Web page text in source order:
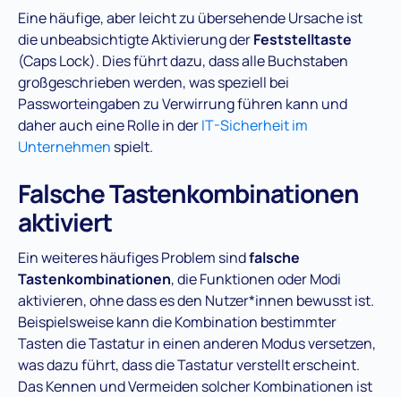
Eine häufige, aber leicht zu übersehende Ursache ist
die unbeabsichtigte Aktivierung derFeststelltaste
(Caps Lock). Dies führt dazu, dass alle Buchstaben
großgeschrieben werden, was speziell bei
Passworteingaben zu Verwirrung führen kann und
daher auch eine Rolle in derIT-Sicherheit im
Unternehmen spielt.
Falsche Tastenkombinationen
aktiviert
Ein weiteres häufiges Problem sindfalsche
Tastenkombinationen, die Funktionen oder Modi
aktivieren, ohne dass es den Nutzer*innen bewusst ist.
Beispielsweise kann die Kombination bestimmter
Tasten die Tastatur in einen anderen Modus versetzen,
was dazu führt, dass die Tastatur verstellt erscheint.
Das Kennen und Vermeiden solcher Kombinationen ist